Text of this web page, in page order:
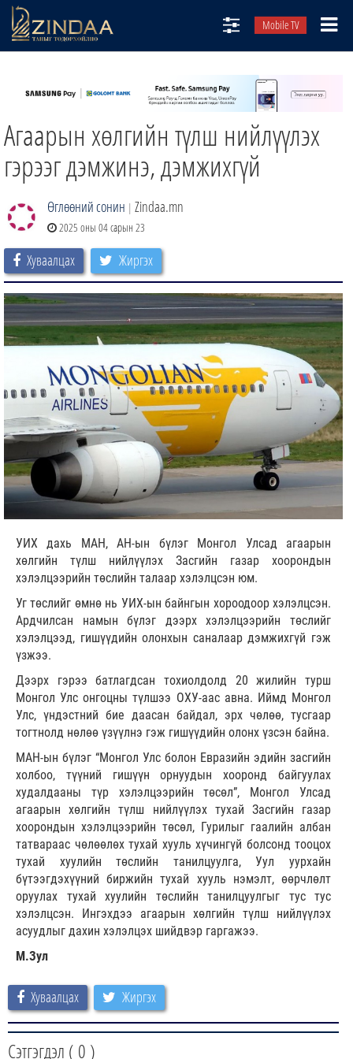
Mobile TV
ТВ8
ӨГЛӨӨНИЙ СОНИН
АУДИО ЗОХИОЛ
ЗИНДАА СЭТГҮҮЛ
Агаарын хөлгийн түлш нийлүүлэх
гэрээг дэмжинэ, дэмжихгүй
Өглөөний сонин | Zindaa.mn
2025 оны 04 сарын 23
Хуваалцах Жиргэх
УИХ дахь МАН, АН-ын бүлэг Монгол Улсад агаарын
хөлгийн түлш нийлүүлэх Засгийн газар хоорондын
хэлэлцээрийн төслийн талаар хэлэлцсэн юм.
Уг төслийг өмнө нь УИХ-ын байнгын хороодоор хэлэлцсэн.
Ардчилсан намын бүлэг дээрх хэлэлцээрийн төслийг
хэлэлцээд, гишүүдийн олонхын саналаар дэмжихгүй гэж
үзжээ.
Дээрх гэрээ батлагдсан тохиолдолд 20 жилийн турш
Монгол Улс онгоцны түлшээ ОХУ-аас авна. Иймд Монгол
Улс, үндэстний бие даасан байдал, эрх чөлөө, тусгаар
тогтнолд нөлөө үзүүлнэ гэж гишүүдийн олонх үзсэн байна.
МАН-ын бүлэг “Монгол Улс болон Евразийн эдийн засгийн
холбоо, түүний гишүүн орнуудын хооронд байгуулах
худалдааны түр хэлэлцээрийн төсөл”, Монгол Улсад
агаарын хөлгийн түлш нийлүүлэх тухай Засгийн газар
хоорондын хэлэлцээрийн төсөл, Гурилыг гаалийн албан
татвараас чөлөөлөх тухай хууль хүчингүй болсонд тооцох
тухай хуулийн төслийн танилцуулга, Уул уурхайн
бүтээгдэхүүний биржийн тухай хууль нэмэлт, өөрчлөлт
оруулах тухай хуулийн төслийн танилцуулгыг тус тус
хэлэлцсэн. Ингэхдээ агаарын хөлгийн түлш нийлүүлэх
асуудлыг дахин хэлэлцэх шийдвэр гаргажээ.
М.Зул
Хуваалцах Жиргэх
Сэтгэгдэл ( 0 )